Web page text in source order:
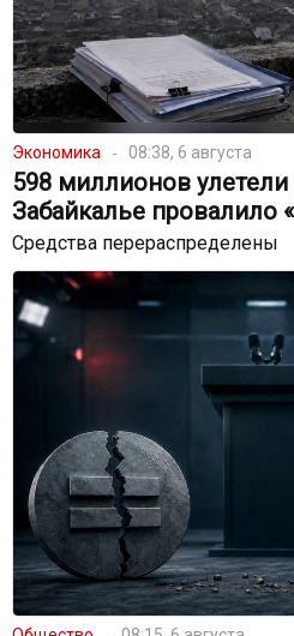
Экономика 08:38, 6 августа
598 миллионов
Забайкалье провалило
Средства перераспределены